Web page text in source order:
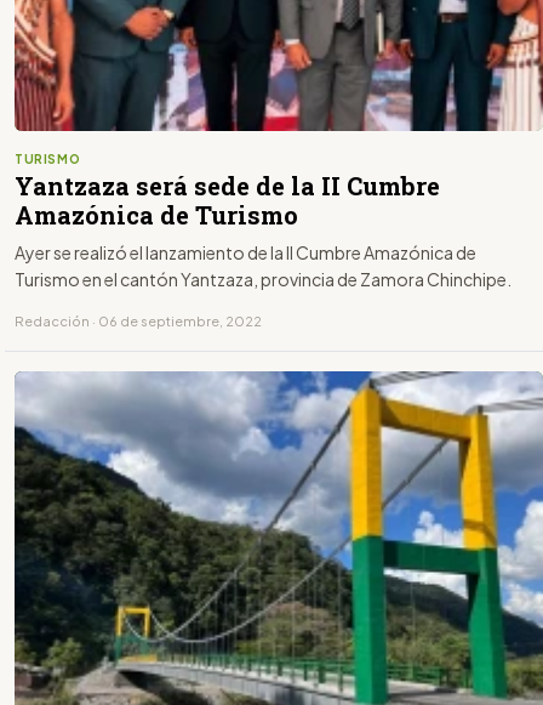
TURISMO
Yantzaza será sede de la II Cumbre
Amazónica de Turismo
Ayer se realizó el lanzamiento de la II Cumbre Amazónica de
Turismo en el cantón Yantzaza, provincia de Zamora Chinchipe.
Redacción · 06 de septiembre, 2022